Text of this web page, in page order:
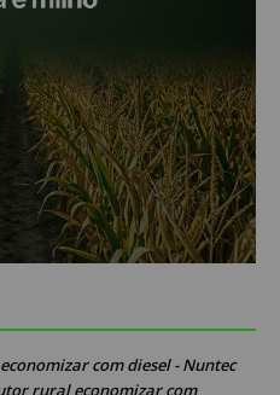
com diesel - Nuntec